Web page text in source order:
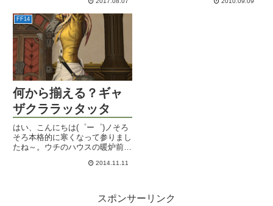
ンは、いろいろ付いててラブリー
なデザイン。
い立ちました。カバンの中がそろ
FF14
何から揃える？ギャ
ザクララッタッタ
はい、こんにちは(゜ー゜)ノそろ
そろ本格的に寒くなって参りまし
たね～。ウチのハウスの暖炉前が
取っています。さて、パッチ2.4
こともあって、すぐに取り掛...
2014.11.11
スポンサーリンク